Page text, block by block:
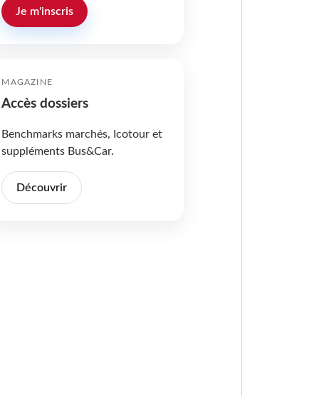
Je m'inscris
MAGAZINE
Accès dossiers
Benchmarks marchés, Icotour et
suppléments Bus&Car.
Découvrir